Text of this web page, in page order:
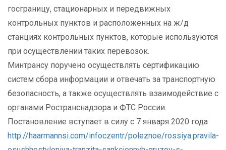
госграницу, стационарных и передвижных
контрольных пунктов и расположенных на ж/д
станциях контрольных пунктов, которые используются
при осуществлении таких перевозок.
Минтрансу поручено осуществлять сертификацию
систем сбора информации и отвечать за транспортную
безопасность, а также осуществлять взаимодействие с
органами Ространснадзора и ФТС России.
Постановление вступает в силу с 7 января 2020 года
http://haarmannsi.com/infoczentr/poleznoe/rossiya.pravila-